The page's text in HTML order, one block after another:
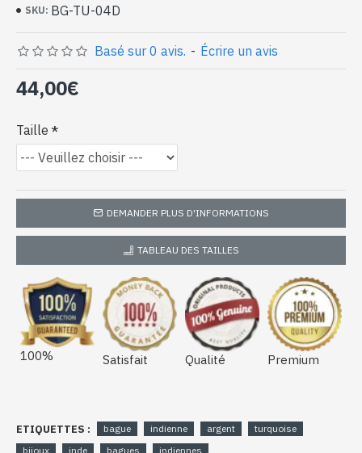
SKU: BG-TU-04D
Basé sur 0 avis. - Écrire un avis
44,00€
Taille
DEMANDER PLUS D'INFORMATIONS
TABLEAU DES TAILLES
100% Satisfait Qualité Premium
ETIQUETTES : bague indienne argent
turquoise
bijoux
inde bagues indiennes